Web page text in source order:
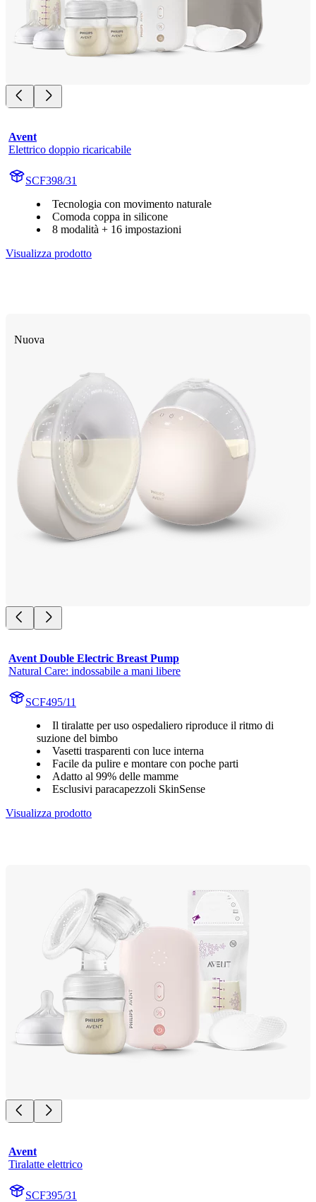
Avent
Elettrico doppio ricaricabile
SCF398/31
Tecnologia con movimento naturale
Comoda coppa in silicone
8 modalità + 16 impostazioni
Visualizza prodotto
Nuova
Avent Double Electric Breast Pump
Natural Care: indossabile a mani libere
SCF495/11
Il tiralatte per uso ospedaliero riproduce il ritmo di
suzione del bimbo
Vasetti trasparenti con luce interna
Facile da pulire e montare con poche parti
Adatto al 99% delle mamme
Esclusivi paracapezzoli SkinSense
Visualizza prodotto
Avent
Tiralatte elettrico
SCF395/31